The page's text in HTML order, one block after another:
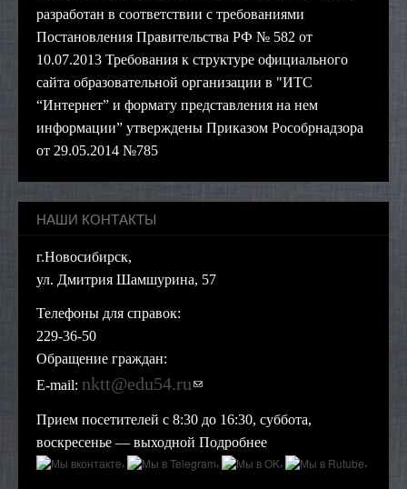
разработан в соответствии с требованиями
Постановления Правительства РФ № 582 от
10.07.2013 Требования к структуре официального
сайта образовательной организации в "ИТС
“Интернет” и формату представления на нем
информации” утверждены Приказом Рособрнадзора
от 29.05.2014 №785
НАШИ КОНТАКТЫ
г.Новосибирск,
ул. Дмитрия Шамшурина, 57
Телефоны для справок:
229-36-50
Обращение граждан:
E-mail: nktt@edu54.ru(ссылка для отправки
email)
Прием посетителей с 8:30 до 16:30, суббота,
воскресенье — выходной Подробнее
,
, , ,